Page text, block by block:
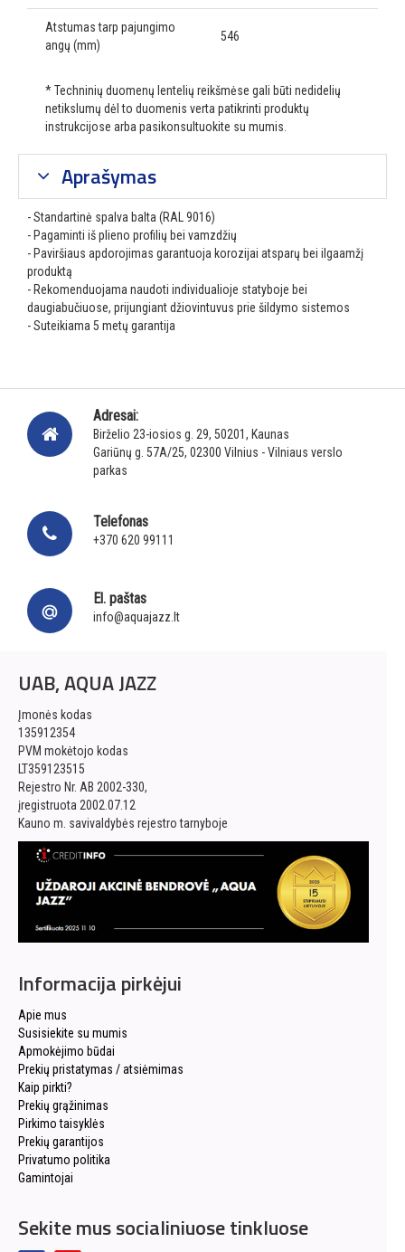
Atstumas tarp pajungimo
angų (mm)
546
* Techninių duomenų lentelių reikšmėse gali būti nedidelių
netikslumų dėl to duomenis verta patikrinti produktų
instrukcijose arba pasikonsultuokite su mumis.
Aprašymas
- Standartinė spalva balta (RAL 9016)
- Pagaminti iš plieno profilių bei vamzdžių
- Paviršiaus apdorojimas garantuoja korozijai atsparų bei ilgaamžį
produktą
- Rekomenduojama naudoti individualioje statyboje bei
daugiabučiuose, prijungiant džiovintuvus prie šildymo sistemos
- Suteikiama 5 metų garantija
Adresai:
Birželio 23-iosios g. 29, 50201, Kaunas
Gariūnų g. 57A/25, 02300 Vilnius - Vilniaus verslo
parkas
Telefonas
+370 620 99111
El. paštas
info@aquajazz.lt
UAB, AQUA JAZZ
Įmonės kodas
135912354
PVM mokėtojo kodas
LT359123515
Rejestro Nr. AB 2002-330,
įregistruota 2002.07.12
Kauno m. savivaldybės rejestro tarnyboje
Informacija pirkėjui
Apie mus
Susisiekite su mumis
Apmokėjimo būdai
Prekių pristatymas / atsiėmimas
Kaip pirkti?
Prekių grąžinimas
Pirkimo taisyklės
Prekių garantijos
Privatumo politika
Gamintojai
Sekite mus socialiniuose tinkluose